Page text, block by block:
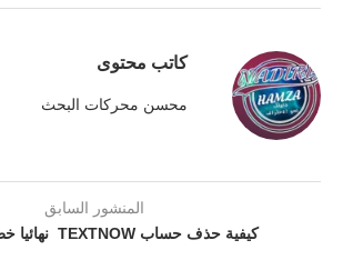
كاتب محتوى
محسن محركات البحث
المنشور السابق
كيفية حذف حساب TEXTNOW نهائيا خطوة بخطوة